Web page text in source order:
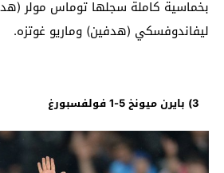
بخماسية كاملة سجلها توماس مولر
ليفاندوفسكي (هدفين) وماريو غوتزه.